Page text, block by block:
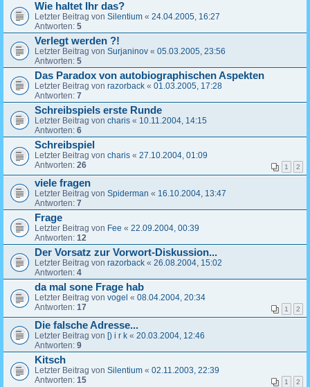
Wie haltet Ihr das?
Letzter Beitrag von Silentium « 24.04.2005, 16:27
Antworten: 5
Verlegt werden ?!
Letzter Beitrag von Surjaninov « 05.03.2005, 23:56
Antworten: 5
Das Paradox von autobiographischen Aspekten
Letzter Beitrag von razorback « 01.03.2005, 17:28
Antworten: 7
Schreibspiels erste Runde
Letzter Beitrag von charis « 10.11.2004, 14:15
Antworten: 6
Schreibspiel
Letzter Beitrag von charis « 27.10.2004, 01:09
Antworten: 26 1 2
viele fragen
Letzter Beitrag von Spiderman « 16.10.2004, 13:47
Antworten: 7
Frage
Letzter Beitrag von Fee « 22.09.2004, 00:39
Antworten: 12
Der Vorsatz zur Vorwort-Diskussion...
Letzter Beitrag von razorback « 26.08.2004, 15:02
Antworten: 4
da mal sone Frage hab
Letzter Beitrag von vogel « 08.04.2004, 20:34
Antworten: 17 1 2
Die falsche Adresse...
Letzter Beitrag von [) i r k « 20.03.2004, 12:46
Antworten: 9
Kitsch
Letzter Beitrag von Silentium « 02.11.2003, 22:39
Antworten: 15 1 2